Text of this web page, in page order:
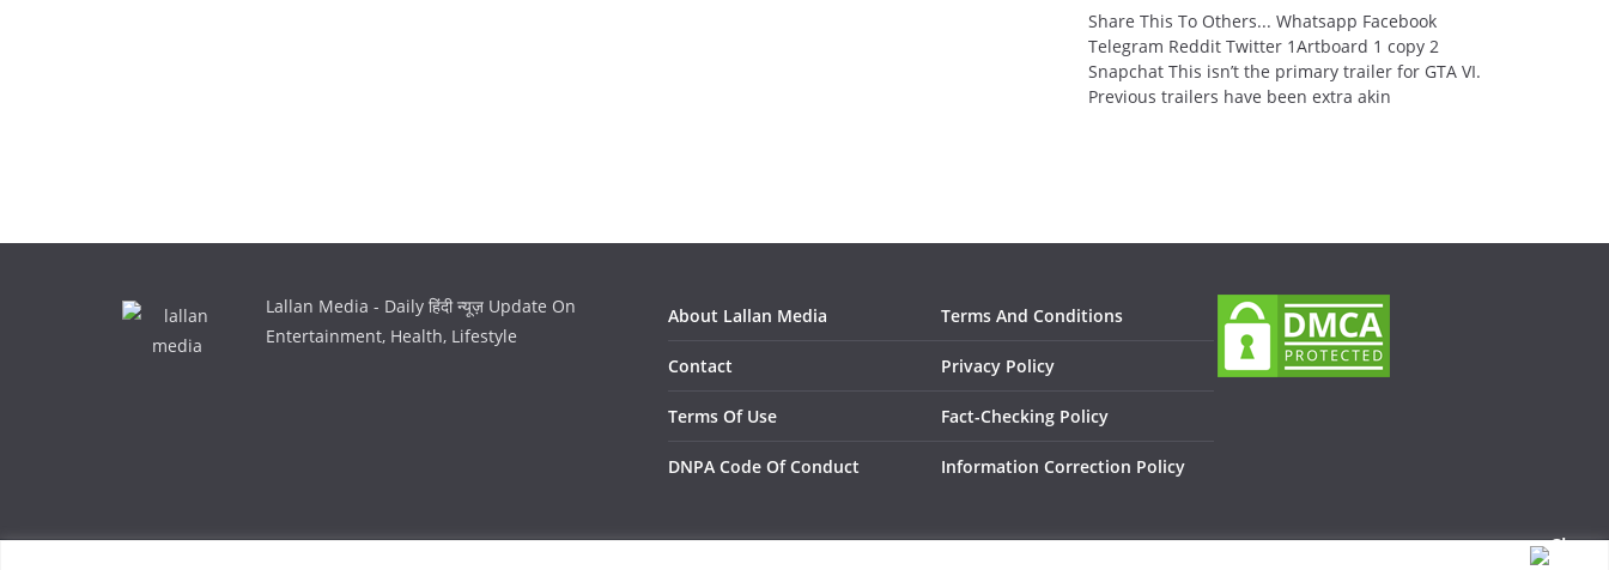
Share This To Others... Whatsapp Facebook
Telegram Reddit Twitter 1Artboard 1 copy 2
Snapchat This isn’t the primary trailer for GTA VI.
Previous trailers have been extra akin
Lallan Media - Daily हिंदी न्यूज़ Update On
Entertainment, Health, Lifestyle
About Lallan Media
Contact
Terms Of Use
DNPA Code Of Conduct
Terms And Conditions
Privacy Policy
Fact-Checking Policy
Information Correction Policy